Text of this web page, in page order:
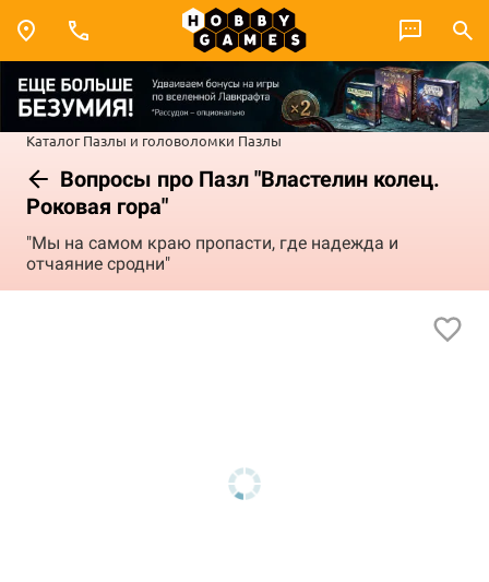
Каталог Пазлы и головоломки Пазлы
Вопросы про Пазл "Властелин колец.
Роковая гора"
"Мы на самом краю пропасти, где надежда и
отчаяние сродни"